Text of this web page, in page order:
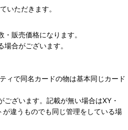
いただきます。
販売価格になります。
合がございます。
ィで同名カードの物は基本同じカード
ざいます。記載が無い場合はXY・
違うものでも同じ管理をしている場